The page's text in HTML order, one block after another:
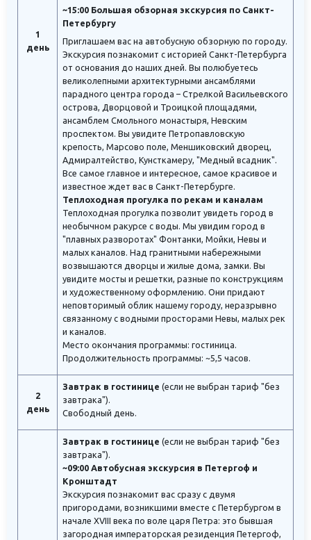
1
день
~15:00 Большая обзорная экскурсия по Санкт-
Петербургу
Приглашаем вас на автобусную обзорную по городу.
Экскурсия познакомит с историей Санкт-Петербурга
от основания до наших дней. Вы полюбуетесь
великолепными архитектурными ансамблями
парадного центра города – Стрелкой Васильевского
острова, Дворцовой и Троицкой площадями,
ансамблем Смольного монастыря, Невским
проспектом. Вы увидите Петропавловскую
крепость, Марсово поле, Меншиковский дворец,
Адмиралтейство, Кунсткамеру, "Медный всадник".
Все самое главное и интересное, самое красивое и
известное ждет вас в Санкт-Петербурге.
Теплоходная прогулка по рекам и каналам
Теплоходная прогулка позволит увидеть город в
необычном ракурсе с воды. Мы увидим город в
"плавных разворотах" Фонтанки, Мойки, Невы и
малых каналов. Над гранитными набережными
возвышаются дворцы и жилые дома, замки. Вы
увидите мосты и решетки, разные по конструкциям
и художественному оформлению. Они придают
неповторимый облик нашему городу, неразрывно
связанному с водными просторами Невы, малых рек
и каналов.
Место окончания программы: гостиница.
Продолжительность программы: ~5,5 часов.
2
день
Завтрак в гостинице (если не выбран тариф "без
завтрака").
Свободный день.
Завтрак в гостинице (если не выбран тариф "без
завтрака").
~09:00 Автобусная экскурсия в Петергоф и
Кронштадт
Экскурсия познакомит вас сразу с двумя
пригородами, возникшими вместе с Петербургом в
начале XVIII века по воле царя Петра: это бывшая
загородная императорская резиденция Петергоф,